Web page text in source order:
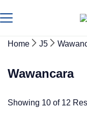
to
Home J5
Wawancara
Showing 10 of 12